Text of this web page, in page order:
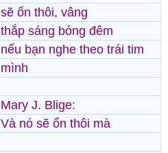
sẽ ổn thôi, vâng
thắp sáng bóng đêm
nếu bạn nghe theo trái tim
mình
Mary J. Blige:
Và nó sẽ ổn thôi mà